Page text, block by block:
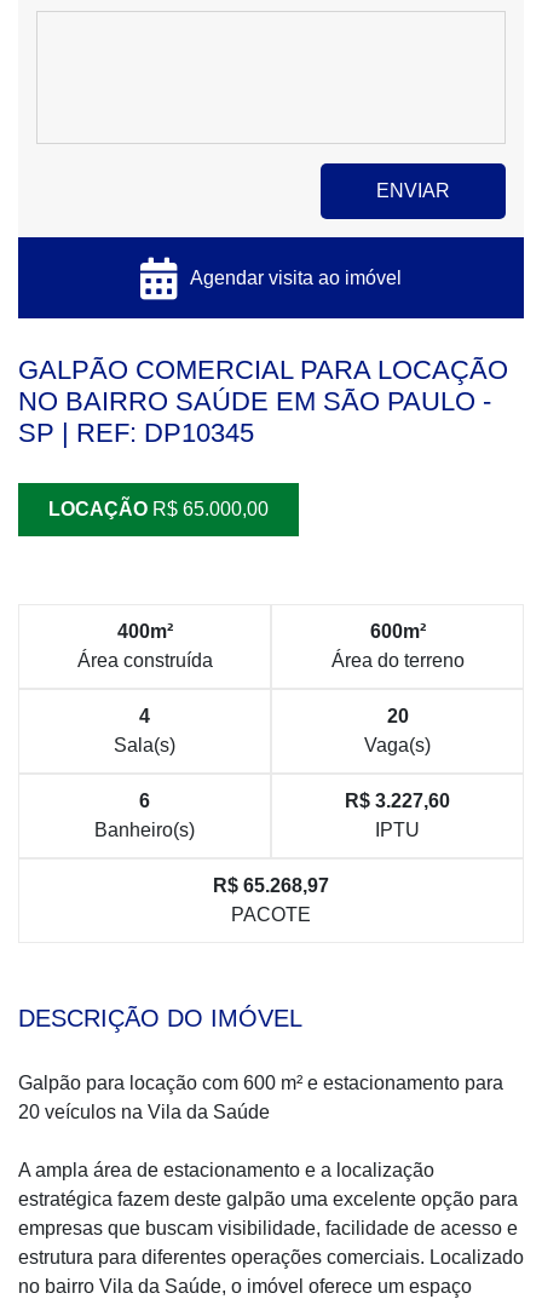
Agendar visita ao imóvel
GALPÃO COMERCIAL PARA LOCAÇÃO
NO BAIRRO SAÚDE EM SÃO PAULO -
SP | REF: DP10345
LOCAÇÃO R$ 65.000,00
400m²
Área construída
600m²
Área do terreno
4
Sala(s)
20
Vaga(s)
6
Banheiro(s)
R$ 3.227,60
IPTU
R$ 65.268,97
PACOTE
DESCRIÇÃO DO IMÓVEL
Galpão para locação com 600 m² e estacionamento para
20 veículos na Vila da Saúde
A ampla área de estacionamento e a localização
estratégica fazem deste galpão uma excelente opção para
empresas que buscam visibilidade, facilidade de acesso e
estrutura para diferentes operações comerciais. Localizado
no bairro Vila da Saúde, o imóvel oferece um espaço